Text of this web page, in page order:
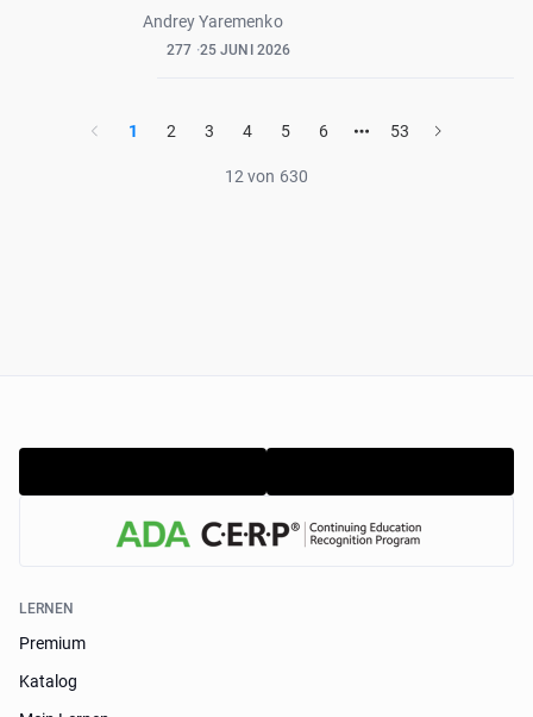
Plattenepithelkarzinom und normaler
Schleimhaut der Mundhöhle
Andrey Yaremenko
277 25 JUNI 2026
1 2 3 4 5 6 53
12 von 630
LERNEN
Premium
Katalog